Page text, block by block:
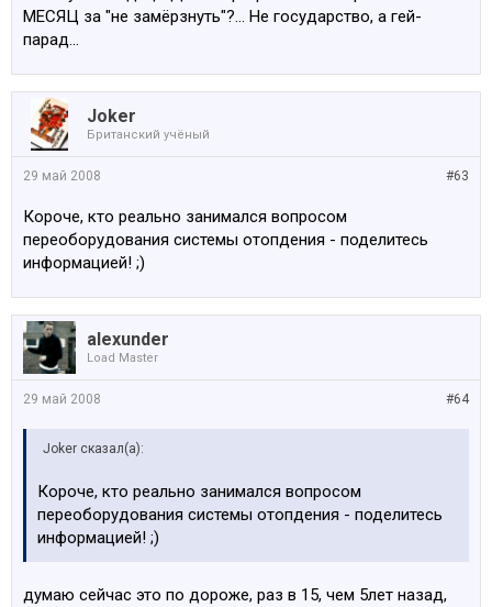
практически нереально. "
МЕСЯЦ за "не замёрзнуть"?... Не государство, а гей-
парад...
Joker
Британский учёный
#63
29 май 2008
Короче, кто реально занимался вопросом
переоборудования системы отопдения - поделитесь
информацией! ;)
alexunder
Load Master
#64
29 май 2008
Joker сказал(а):
Короче, кто реально занимался вопросом
переоборудования системы отопдения - поделитесь
информацией! ;)
думаю сейчас это по дороже, раз в 15, чем 5лет назад,